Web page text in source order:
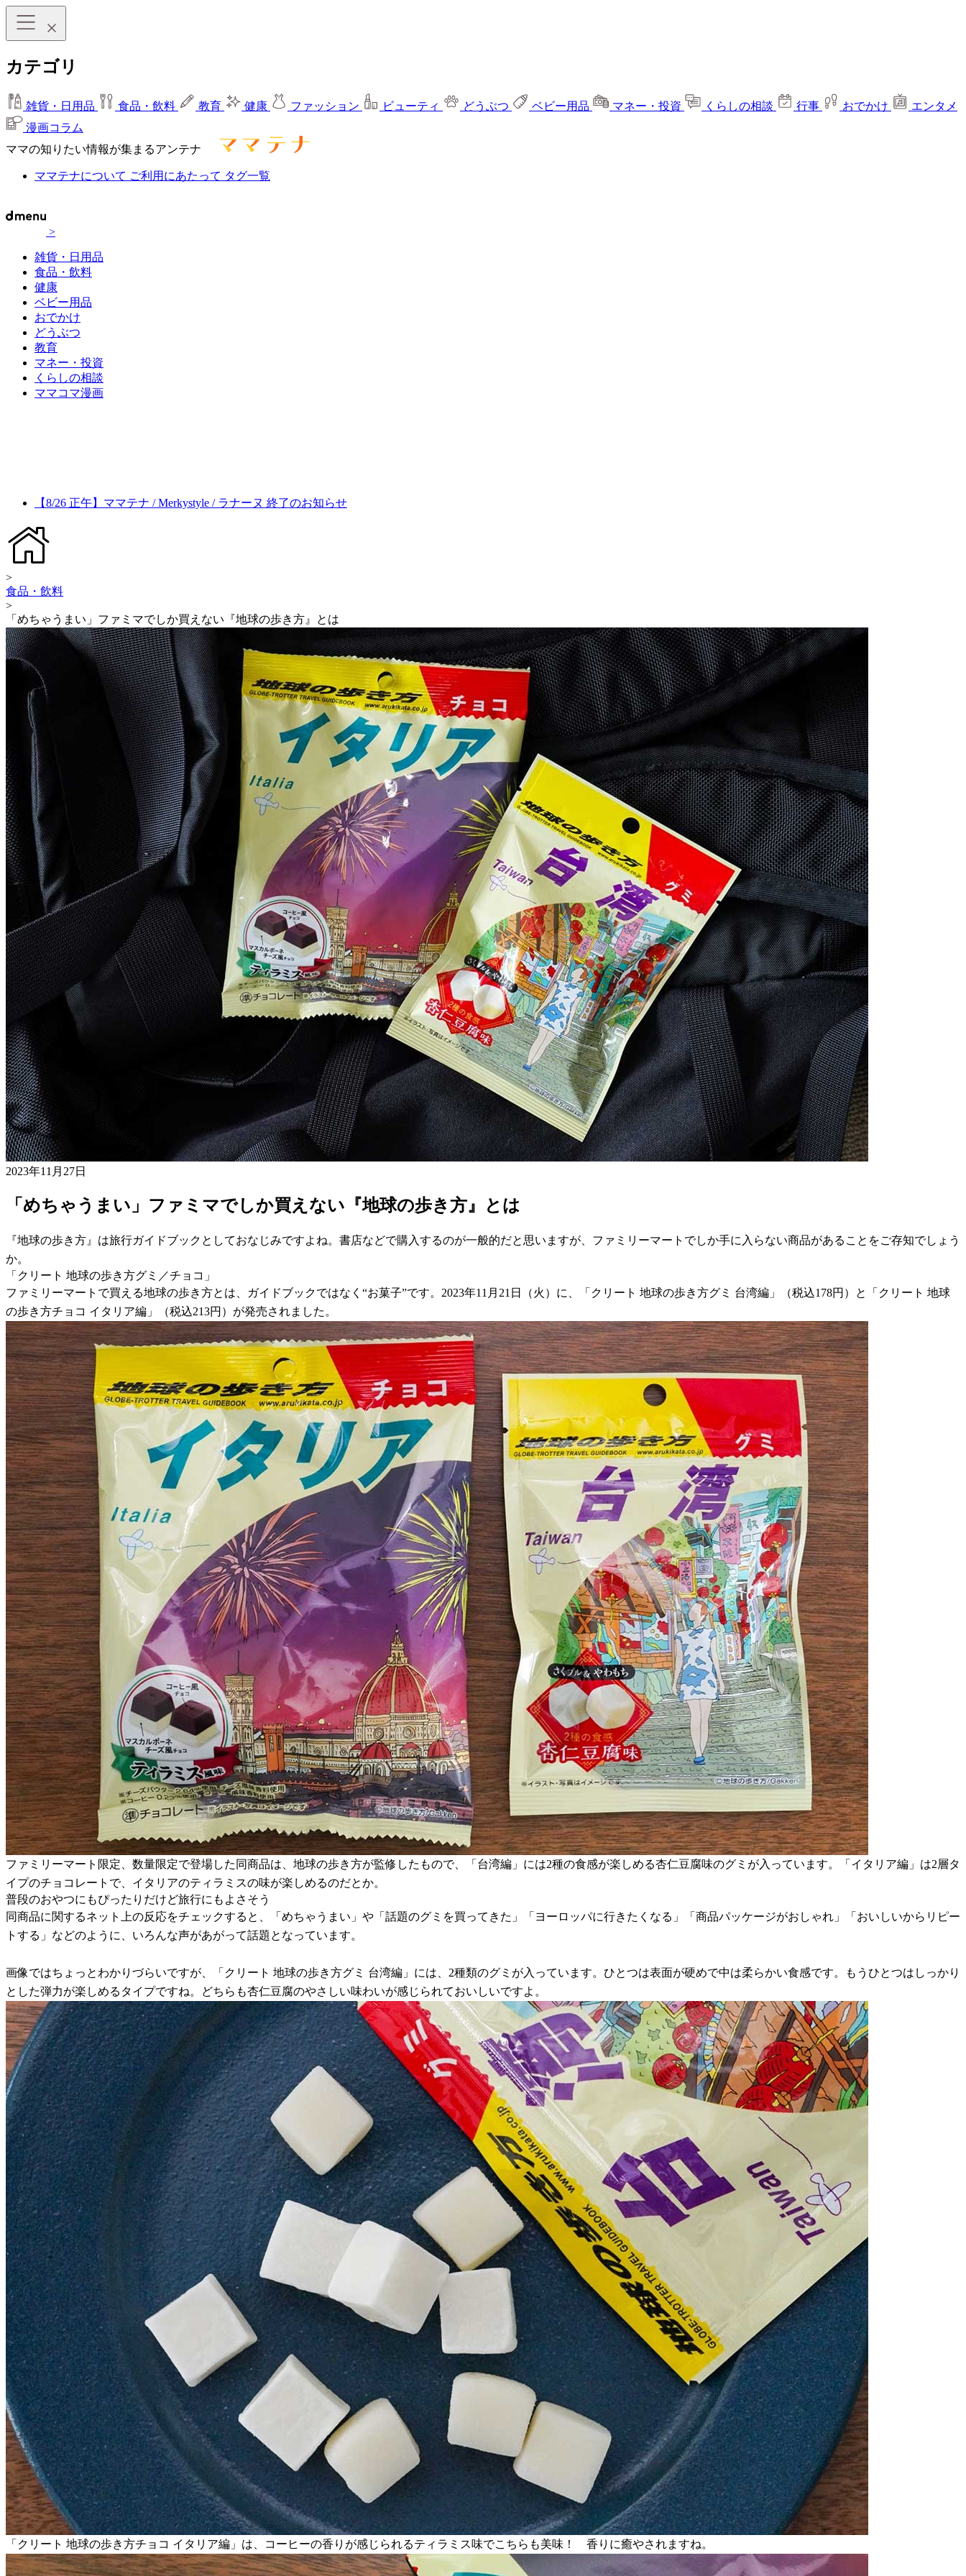
カテゴリ
雑貨・日用品 食品・飲料 教育 健康 ファッション ビューティ どうぶつ ベビー用品 マネー・投資 くらしの相談 行事 おでかけ
エンタメ
漫画コラム
ママの知りたい情報が集まるアンテナ
ママテナについて ご利用にあたって タグ一覧
>
雑貨・日用品
食品・飲料
健康
ベビー用品
おでかけ
どうぶつ
教育
マネー・投資
くらしの相談
ママコマ漫画
【8/26 正午】ママテナ / Merkystyle / ラナーヌ 終了のお知らせ
>
食品・飲料
>
「めちゃうまい」ファミマでしか買えない『地球の歩き方』とは
2023年11月27日
「めちゃうまい」ファミマでしか買えない『地球の歩き方』とは
『地球の歩き方』は旅行ガイドブックとしておなじみですよね。書店などで購入するのが一般的だと思いますが、ファミリーマートでしか手に入らない商品があることをご存知でしょう
か。
「クリート 地球の歩き方グミ／チョコ」
ファミリーマートで買える地球の歩き方とは、ガイドブックではなく“お菓子”です。2023年11月21日（火）に、「クリート 地球の歩き方グミ 台湾編」（税込178円）と「クリート 地球
の歩き方チョコ イタリア編」（税込213円）が発売されました。
ファミリーマート限定、数量限定で登場した同商品は、地球の歩き方が監修したもので、「台湾編」には2種の食感が楽しめる杏仁豆腐味のグミが入っています。「イタリア編」は2層タ
イプのチョコレートで、イタリアのティラミスの味が楽しめるのだとか。
普段のおやつにもぴったりだけど旅行にもよさそう
同商品に関するネット上の反応をチェックすると、「めちゃうまい」や「話題のグミを買ってきた」「ヨーロッパに行きたくなる」「商品パッケージがおしゃれ」「おいしいからリピー
トする」などのように、いろんな声があがって話題となっています。
画像ではちょっとわかりづらいですが、「クリート 地球の歩き方グミ 台湾編」には、2種類のグミが入っています。ひとつは表面が硬めで中は柔らかい食感です。もうひとつはしっかり
とした弾力が楽しめるタイプですね。どちらも杏仁豆腐のやさしい味わいが感じられておいしいですよ。
「クリート 地球の歩き方チョコ イタリア編」は、コーヒーの香りが感じられるティラミス味でこちらも美味！ 香りに癒やされますね。